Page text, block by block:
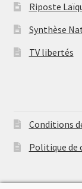
Riposte
Synthèse
TV libertés
Conditions
Politique de